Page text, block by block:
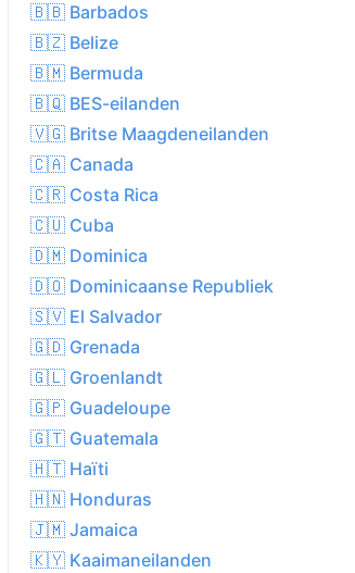
🇧🇧 Barbados
🇧🇿 Belize
🇧🇲 Bermuda
🇧🇶 BES-eilanden
🇻🇬 Britse Maagdeneilanden
🇨🇦 Canada
🇨🇷 Costa Rica
🇨🇺 Cuba
🇩🇲 Dominica
🇩🇴 Dominicaanse Republiek
🇸🇻 El Salvador
🇬🇩 Grenada
🇬🇱 Groenlandt
🇬🇵 Guadeloupe
🇬🇹 Guatemala
🇭🇹 Haïti
🇭🇳 Honduras
🇯🇲 Jamaica
🇰🇾 Kaaimaneilanden